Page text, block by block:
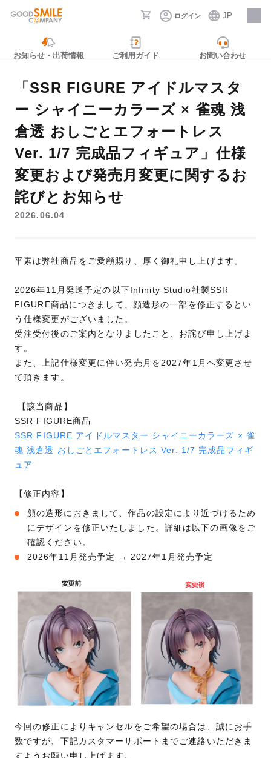
ログイン JP
採用情報
お知らせ・出荷情報 ご利用ガイド お問い合わせ
「SSR FIGURE アイドルマスタ
ー シャイニーカラーズ × 雀魂 浅
倉透 おしごとエフォートレス
Ver. 1/7 完成品フィギュア」仕様
変更および発売月変更に関するお
詫びとお知らせ
2026.06.04
平素は弊社商品をご愛顧賜り、厚く御礼申し上げます。
2026年11月発送予定の以下Infinity Studio社製SSR
FIGURE商品につきまして、顔造形の一部を修正するとい
う仕様変更がございました。
受注受付後のご案内となりましたこと、お詫び申し上げま
す。
また、上記仕様変更に伴い発売月を2027年1月へ変更させ
て頂きます。
【該当商品】
SSR FIGURE商品
SSR FIGURE アイドルマスター シャイニーカラーズ × 雀
魂 浅倉透 おしごとエフォートレス Ver. 1/7 完成品フィギ
ュア
【修正内容】
顔の造形におきまして、作品の設定により近づけるため
にデザインを修正いたしました。詳細は以下の画像をご
確認ください。
2026年11月発売予定 → 2027年1月発売予定
今回の修正によりキャンセルをご希望の場合は、誠にお手
数ですが、下記カスタマーサポートまでご連絡いただきま
すようお願い申し上げます。